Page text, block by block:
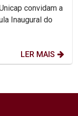
convidam a
Inaugural do
LER MAIS